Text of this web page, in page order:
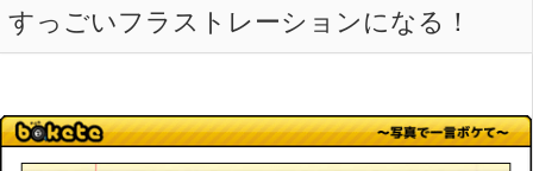
すっごいフラストレーションになる！